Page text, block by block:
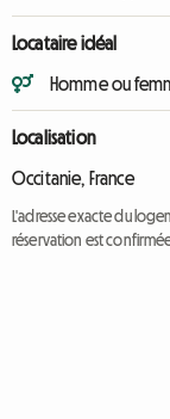
Locataire idéal
Homme ou
Localisation
Occitanie, France
L'adresse exacte du
réservation est